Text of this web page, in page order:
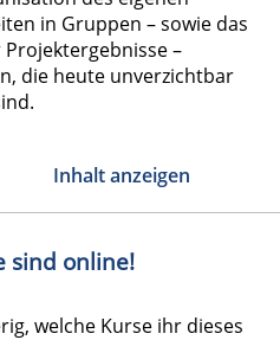
in Gruppen – sowie das
–
die heute unverzichtbar
Inhalt anzeigen
sind online!
welche Kurse ihr dieses